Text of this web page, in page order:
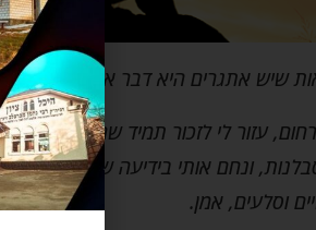
שיש אתגרים היא דבר אוניברסלי
עזור לי לזכור תמיד שהדרך
ונחם אותי בידיעה שכל מי
וסלעים, אמן.